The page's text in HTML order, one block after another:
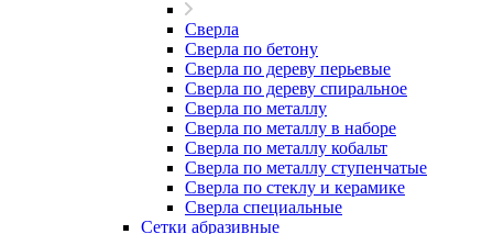
Сверла
Сверла по бетону
Сверла по дереву перьевые
Сверла по дереву спиральное
Сверла по металлу
Сверла по металлу в наборе
Сверла по металлу кобальт
Сверла по металлу ступенчатые
Сверла по стеклу и керамике
Сверла специальные
Сетки абразивные